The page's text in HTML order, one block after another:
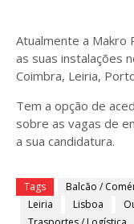
Atualmente a Makro
as suas instalações
Coimbra, Leiria,
Tem a opção de
sobre as vagas de
a sua candidatura.
Tags Balcão /
Leiria
Lisboa